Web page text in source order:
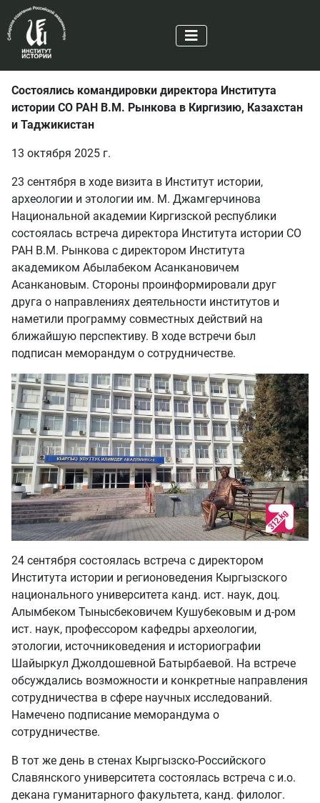
Состоялись командировки директора Института
истории СО РАН В.М. Рынкова в Киргизию, Казахстан
и Таджикистан
13 октября 2025 г.
23 сентября в ходе визита в Институт истории,
археологии и этологии им. М. Джамгерчинова
Национальной академии Киргизской республики
состоялась встреча директора Института истории СО
РАН В.М. Рынкова с директором Института
академиком Абылабеком Асанкановичем
Асанкановым. Стороны проинформировали друг
друга о направлениях деятельности институтов и
наметили программу совместных действий на
ближайшую перспективу. В ходе встречи был
подписан меморандум о сотрудничестве.
24 сентября состоялась встреча с директором
Института истории и регионоведения Кыргызского
национального университета канд. ист. наук, доц.
Алымбеком Тынысбековичем Кушубековым и д-ром
ист. наук, профессором кафедры археологии,
этологии, источниковедения и историографии
Шайыркул Джолдошевной Батырбаевой. На встрече
обсуждались возможности и конкретные направления
сотрудничества в сфере научных исследований.
Намечено подписание меморандума о
сотрудничестве.
В тот же день в стенах Кыргызско-Российского
Славянского университета состоялась встреча с и.о.
декана гуманитарного факультета, канд. филолог.